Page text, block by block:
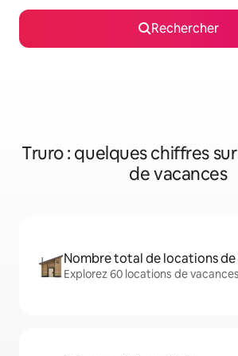
Rechercher
Truro : quelques chiffres
de vacances
Nombre total de locations de
Explorez 60 locations de